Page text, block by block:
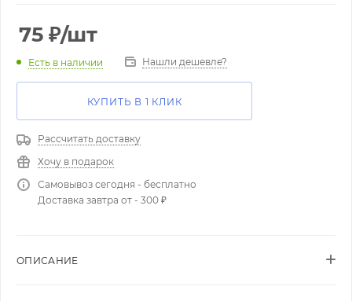
75 ₽/шт
Есть в наличии Нашли дешевле?
КУПИТЬ В 1 КЛИК
Рассчитать доставку
Хочу в подарок
Самовывоз сегодня - бесплатно
Доставка завтра от - 300 ₽
ОПИСАНИЕ